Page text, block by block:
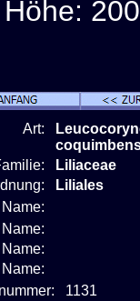
Höhe:
Art:
Liliaceae
Liliales
1131